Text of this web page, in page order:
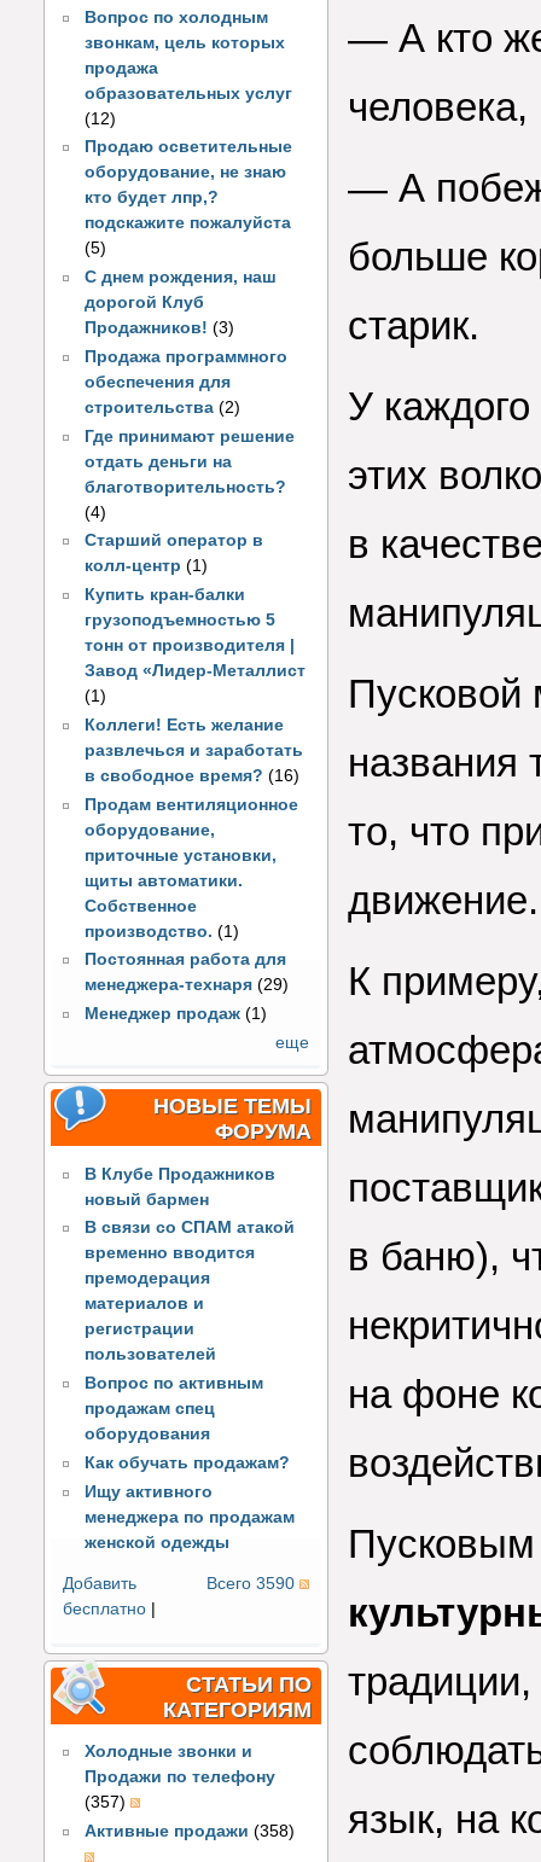
Вопрос по холодным
звонкам, цель которых
продажа
образовательных услуг
(12)
Продаю осветительные
оборудование, не знаю
кто будет лпр,?
подскажите пожалуйста
(5)
С днем рождения, наш
дорогой Клуб
Продажников! (3)
Продажа программного
обеспечения для
строительства (2)
Где принимают решение
отдать деньги на
благотворительность?
(4)
Старший оператор в
колл-центр (1)
Купить кран-балки
грузоподъемностью 5
тонн от производителя |
Завод «Лидер-Металлист
(1)
Коллеги! Есть желание
развлечься и заработать
в свободное время? (16)
Продам вентиляционное
оборудование,
приточные установки,
щиты автоматики.
Собственное
производство. (1)
Постоянная работа для
менеджера-технаря (29)
Менеджер продаж (1)
еще
НОВЫЕ ТЕМЫ
ФОРУМА
В Клубе Продажников
новый бармен
В связи со СПАМ атакой
временно вводится
премодерация
материалов и
регистрации
пользователей
Вопрос по активным
продажам спец
оборудования
Как обучать продажам?
Ищу активного
менеджера по продажам
женской одежды
Всего 3590
Добавить
бесплатно |
СТАТЬИ ПО
КАТЕГОРИЯМ
Холодные звонки и
Продажи по телефону
(357)
Активные продажи (358)
— А кто
— А
больше
старик.
У
этих
в
Пусковой
названия
то, что
движение.
К
в баню),
на фоне
язык, на